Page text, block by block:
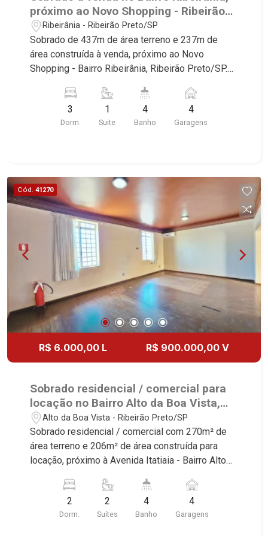
próximo ao Novo Shopping - Ribeirão
Preto/SP.
Ribeirânia - Ribeirão Preto/SP
Sobrado de 437m de área terreno e 237m de
área construída à venda, próximo ao Novo
Shopping - Bairro Ribeirânia, Ribeirão Preto/SP.
Martinelli Imobiliária selecionou para você: -
437m de área terreno e 237m de área construída
- 3 dormitórios com ar condicionado, sendo 1
- Quintal - Corredor lateral - Jardim - 4 vagas,
sendo 2 cobertas Martinelli Imobiliária, referência
no mercado imobiliário desde 2000! Avenida
João Fiúsa, 1051 - Alto da Boa Vista | Ribeirão
3
Dorm.
1
Suite
4
Banho
4
Garagens
Cód. 41270
R$ 6.000,00 L R$ 900.000,00 V
Sobrado residencial / comercial para
locação no Bairro Alto da Boa Vista,
próximo à Avenida Itatiaia - Ribeirão
Preto/SP.
Alto da Boa Vista - Ribeirão Preto/SP
Sobrado residencial / comercial com 270m² de
área terreno e 206m² de área construída para
locação, próximo à Avenida Itatiaia - Bairro Alto
características deste imóvel que a Martinelli
Imobiliária selecionou para você: - 270m² de área
terreno e 206m² de área construída - 2 suítes
2
Dorm.
2
Suítes
4
Banho
4
Garagens